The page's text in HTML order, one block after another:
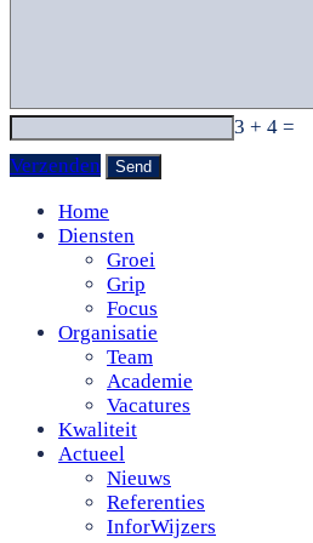
3 + 4 =
Verzenden
Home
Diensten
Groei
Grip
Focus
Organisatie
Team
Academie
Vacatures
Kwaliteit
Actueel
Nieuws
Referenties
InforWijzers